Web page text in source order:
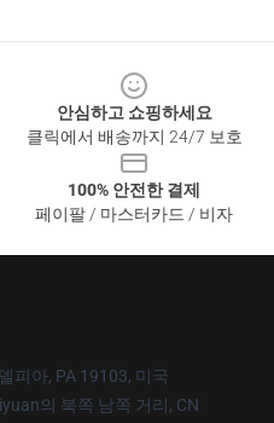
안심하고 쇼핑하세요
클릭에서 배송까지 24/7 보호
100% 안전한 결제
페이팔 / 마스터카드 / 비자
피아, PA 19103, 미국
의 북쪽 남쪽 거리, CN